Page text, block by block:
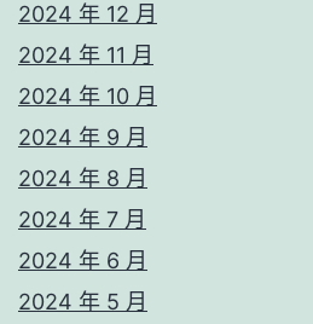
2024 年 12 月
2024 年 11 月
2024 年 10 月
2024 年 9 月
2024 年 8 月
2024 年 7 月
2024 年 6 月
2024 年 5 月